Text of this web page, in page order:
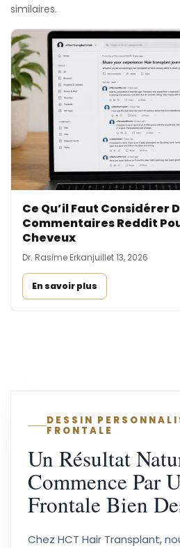
similaires.
Ce Qu’il Faut Considérer
Commentaires Reddit
Cheveux
Dr. Rasime Erkanjuillet 13, 2026
En savoir plus
DESSIN
FRONTALE
Un Résultat
Commence Par
Frontale Bien
Chez HCT Hair Transplant,